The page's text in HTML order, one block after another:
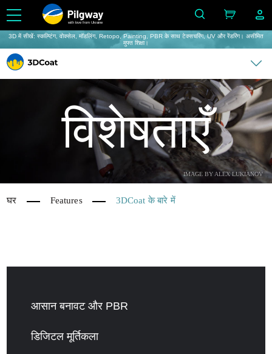
with love from Ukraine
3D में सीखें: स्कल्प्टिंग, वोक्सेल, मॉडलिंग, Retopo, Painting, PBR के साथ टेक्सचरिंग, UV और रेंडरिंग। असीमित
मुफ्त शिक्षा।
IMAGE BY ALEX LUKIANOV
विशेषताएँ
घर Features 3DCoat के बारे में
आसान बनावट और PBR
डिजिटल मूर्तिकला